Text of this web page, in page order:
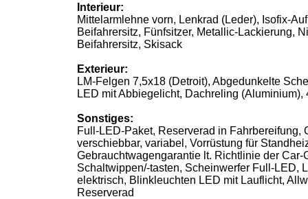
Interieur:
Mittelarmlehne vorn, Lenkrad (Leder), Isofix-
Beifahrersitz, Fünfsitzer, Metallic-Lackierung,
Beifahrersitz, Skisack
Exterieur:
LM-Felgen 7,5x18 (Detroit), Abgedunkelte
LED mit Abbiegelicht, Dachreling (Aluminium),
Sonstiges:
Full-LED-Paket, Reserverad in Fahrbereifung,
verschiebbar, variabel, Vorrüstung für
Gebrauchtwagengarantie lt. Richtlinie der Car-
Schaltwippen/-tasten, Scheinwerfer Full-LED,
elektrisch, Blinkleuchten LED mit Lauflicht,
Reserverad